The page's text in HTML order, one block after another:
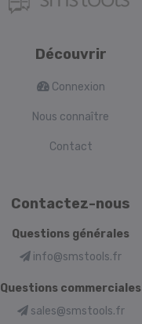
Découvrir
Connexion
Nous connaître
Contact
Contactez-nous
Questions générales
info@smstools.fr
Questions commerciales
sales@smstools.fr